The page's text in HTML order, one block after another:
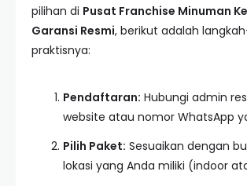
pilihan di Pusat Franchise Minuman
Garansi Resmi, berikut adalah
praktisnya:
Pendaftaran: Hubungi admin
website atau nomor WhatsApp
Pilih Paket: Sesuaikan dengan
lokasi yang Anda miliki (indoor